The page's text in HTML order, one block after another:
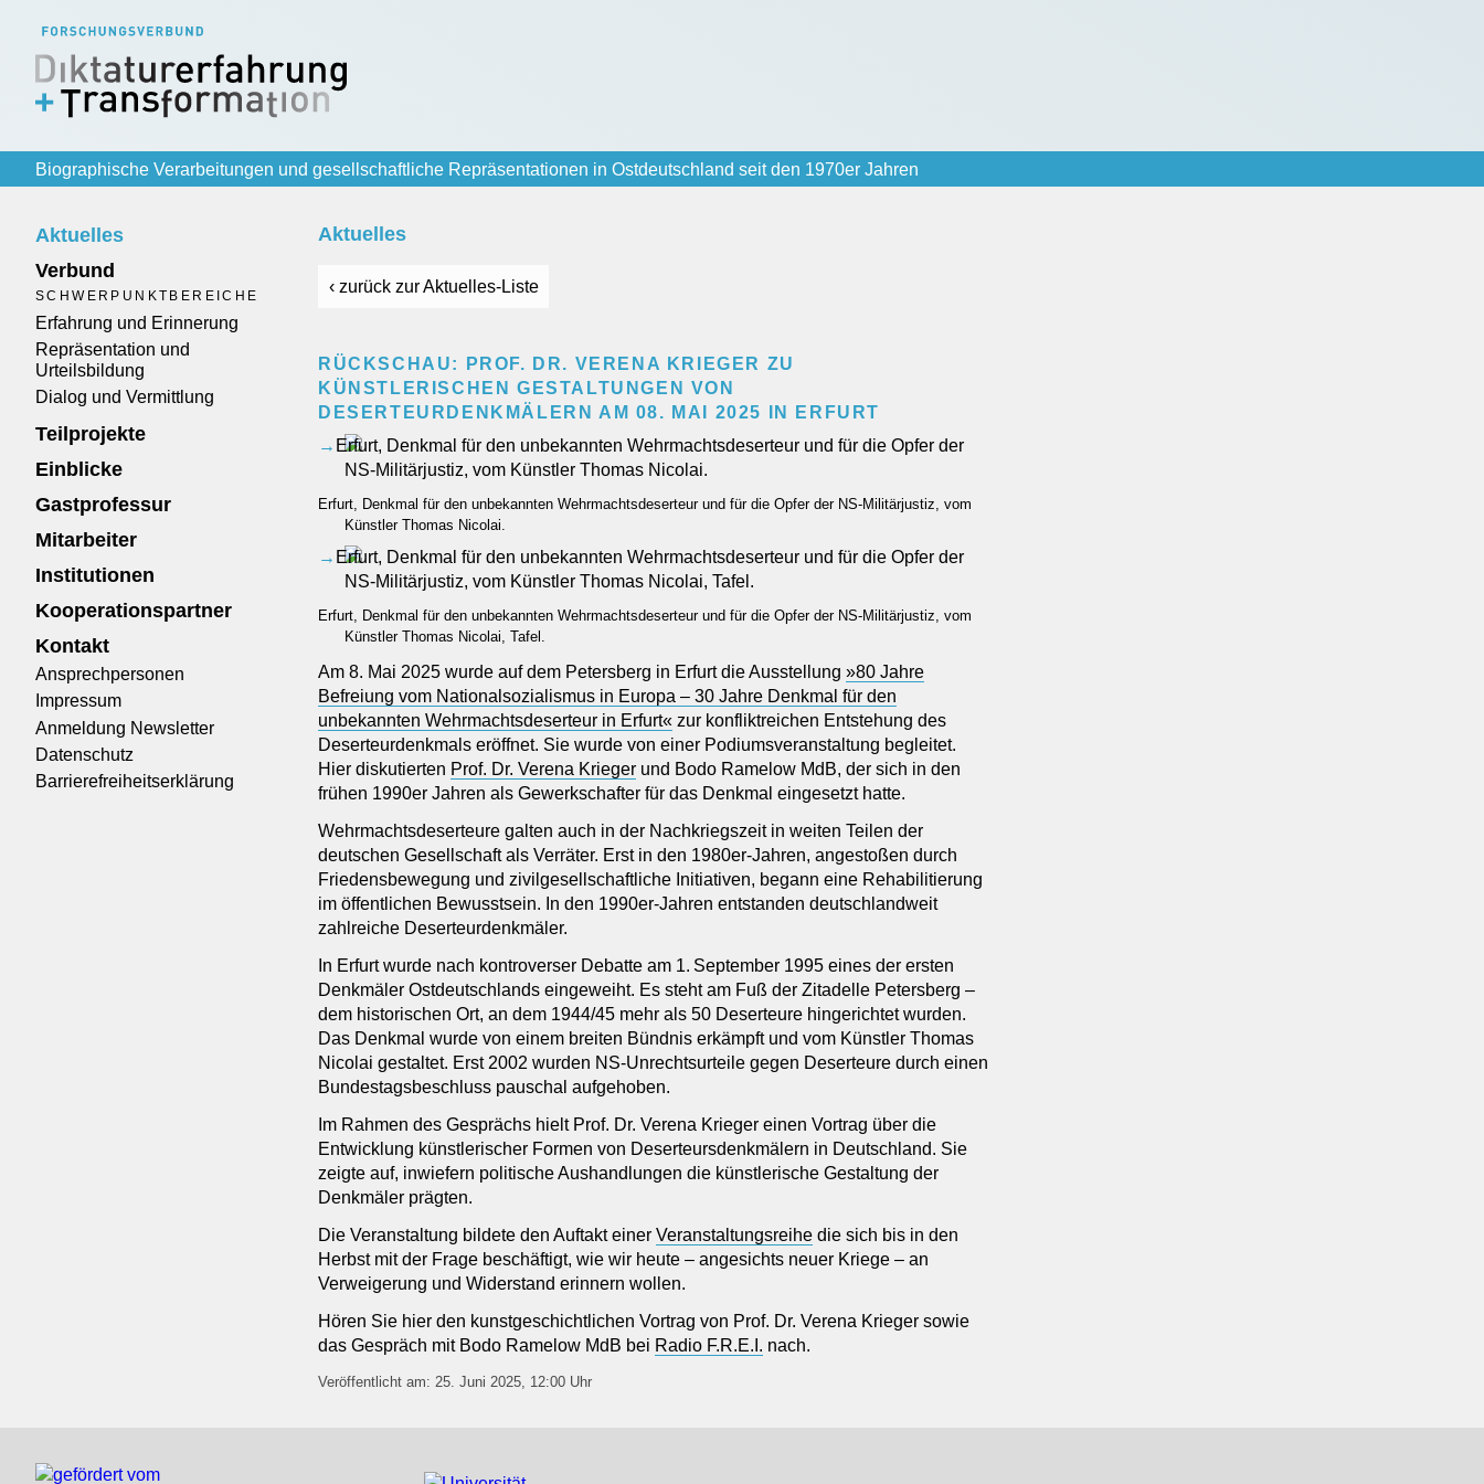
Biographische Verarbeitungen und gesellschaftliche Repräsentationen in Ostdeutschland seit den 1970er Jahren
Aktuelles
Verbund
SCHWERPUNKTBEREICHE
Erfahrung und Erinnerung
Repräsentation und
Urteilsbildung
Dialog und Vermittlung
Teilprojekte
Einblicke
Gastprofessur
Mitarbeiter
Institutionen
Kooperationspartner
Kontakt
Ansprechpersonen
Impressum
Anmeldung Newsletter
Datenschutz
Barrierefreiheitserklärung
Aktuelles
‹ zurück zur Aktuelles-Liste
RÜCKSCHAU: PROF. DR. VERENA KRIEGER ZU
KÜNSTLERISCHEN GESTALTUNGEN VON
DESERTEURDENKMÄLERN AM 08. MAI 2025 IN ERFURT
Erfurt, Denkmal für den unbekannten Wehrmachtsdeserteur und für die Opfer der NS-Militärjustiz, vom
Künstler Thomas Nicolai.
Erfurt, Denkmal für den unbekannten Wehrmachtsdeserteur und für die Opfer der NS-Militärjustiz, vom
Künstler Thomas Nicolai, Tafel.
Am 8. Mai 2025 wurde auf dem Petersberg in Erfurt die Ausstellung »80 Jahre
Befreiung vom Nationalsozialismus in Europa – 30 Jahre Denkmal für den
unbekannten Wehrmachtsdeserteur in Erfurt« zur konfliktreichen Entstehung des
Deserteurdenkmals eröffnet. Sie wurde von einer Podiumsveranstaltung begleitet.
Hier diskutierten Prof. Dr. Verena Krieger und Bodo Ramelow MdB, der sich in den
frühen 1990er Jahren als Gewerkschafter für das Denkmal eingesetzt hatte.
Wehrmachtsdeserteure galten auch in der Nachkriegszeit in weiten Teilen der
deutschen Gesellschaft als Verräter. Erst in den 1980er-Jahren, angestoßen durch
Friedensbewegung und zivilgesellschaftliche Initiativen, begann eine Rehabilitierung
im öffentlichen Bewusstsein. In den 1990er-Jahren entstanden deutschlandweit
zahlreiche Deserteurdenkmäler.
In Erfurt wurde nach kontroverser Debatte am 1. September 1995 eines der ersten
Denkmäler Ostdeutschlands eingeweiht. Es steht am Fuß der Zitadelle Petersberg –
dem historischen Ort, an dem 1944/45 mehr als 50 Deserteure hingerichtet wurden.
Das Denkmal wurde von einem breiten Bündnis erkämpft und vom Künstler Thomas
Nicolai gestaltet. Erst 2002 wurden NS-Unrechtsurteile gegen Deserteure durch einen
Bundestagsbeschluss pauschal aufgehoben.
Im Rahmen des Gesprächs hielt Prof. Dr. Verena Krieger einen Vortrag über die
Entwicklung künstlerischer Formen von Deserteursdenkmälern in Deutschland. Sie
zeigte auf, inwiefern politische Aushandlungen die künstlerische Gestaltung der
Denkmäler prägten.
Die Veranstaltung bildete den Auftakt einer Veranstaltungsreihe die sich bis in den
Herbst mit der Frage beschäftigt, wie wir heute – angesichts neuer Kriege – an
Verweigerung und Widerstand erinnern wollen.
Hören Sie hier den kunstgeschichtlichen Vortrag von Prof. Dr. Verena Krieger sowie
das Gespräch mit Bodo Ramelow MdB bei Radio F.R.E.I. nach.
Veröffentlicht am: 25. Juni 2025, 12:00 Uhr